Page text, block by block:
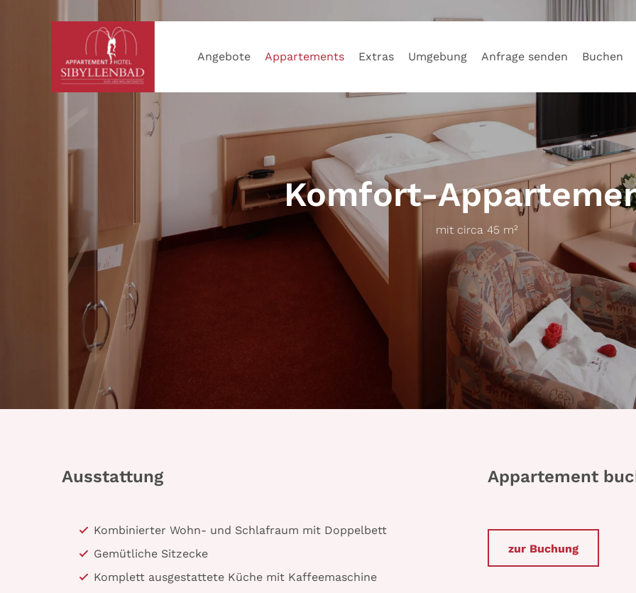
Angebote Appartements Extras Umgebung Anfrage senden Buchen
Komfort-
mit circa 45 m²
Ausstattung
Kombinierter Wohn- und Schlafraum mit Doppelbett
Gemütliche Sitzecke
Komplett ausgestattete Küche mit Kaffeemaschine
Appartement
zur Buchung